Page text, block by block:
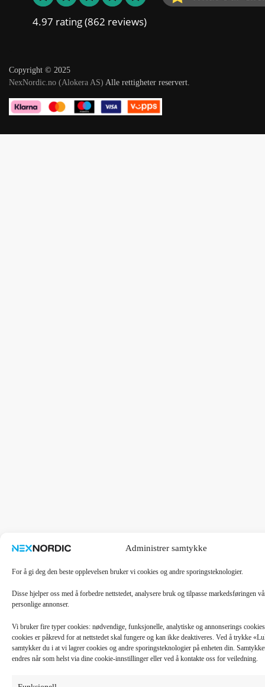
Administrer samtykke
For å gi deg den beste opplevelsen bruker vi cookies og andre sporingsteknologier.
Disse hjelper oss med å forbedre nettstedet, analysere bruk og tilpasse markedsføringen
personlige annonser.
Vi bruker fire typer cookies: nødvendige, funksjonelle, analytiske og annonserings
cookies er påkrevd for at nettstedet skal fungere og kan ikke deaktiveres. Ved å trykke
samtykker du i at vi lagrer cookies og andre sporingsteknologier på enheten din.
endres når som helst via dine cookie-innstillinger eller ved å kontakte oss for veiledning.
4.97 rating(862 reviews)
Copyright © 2025
NexNordic.no (Alokera AS) Alle rettigheter reservert.